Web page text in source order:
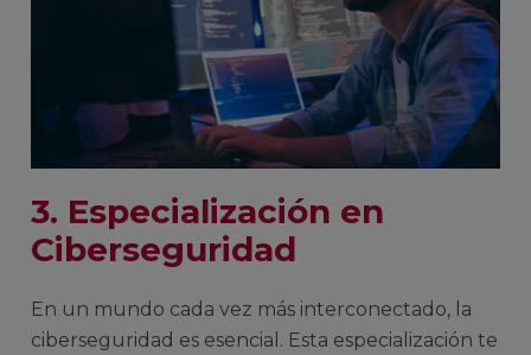
3. Especialización en
Ciberseguridad
En un mundo cada vez más interconectado, la
ciberseguridad es esencial. Esta especialización te